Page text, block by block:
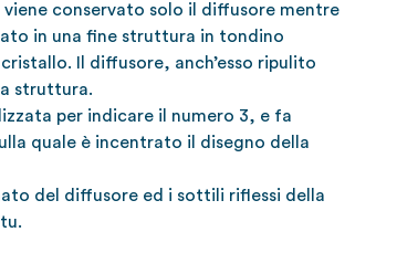
conservato solo il diffusore mentre
in una fine struttura in tondino
Il diffusore, anch’esso ripulito
struttura.
per indicare il numero 3, e fa
quale è incentrato il disegno della
del diffusore ed i sottili riflessi della